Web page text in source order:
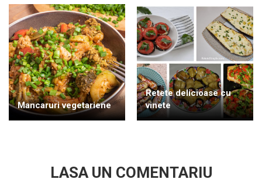
Mancaruri vegetariene
Retete delicioase cu
vinete
LASA UN COMENTARIU